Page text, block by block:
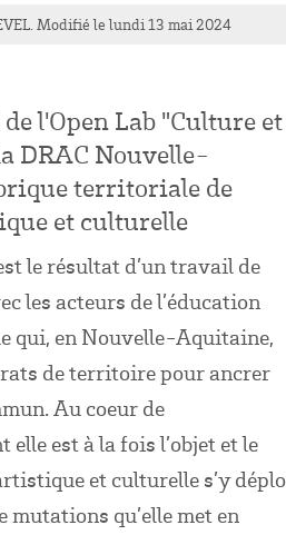
. Modifié le lundi 13 mai 2024
l'Open Lab "Culture et
DRAC Nouvelle-
territoriale de
et culturelle
le résultat d’un travail de
les acteurs de l’éducation
qui, en Nouvelle-Aquitaine,
de territoire pour ancrer
Au coeur de
est à la fois l’objet et le
et culturelle s’y
mutations qu’elle met en